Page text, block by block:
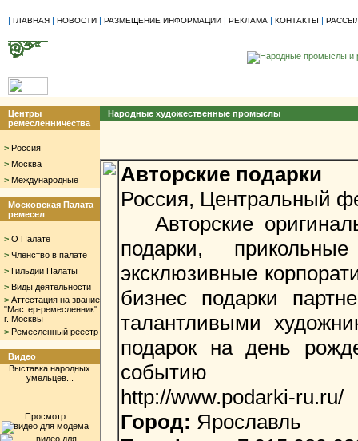
| ГЛАВНАЯ | НОВОСТИ | РАЗМЕЩЕНИЕ ИНФОРМАЦИИ | РЕКЛАМА | КОНТАКТЫ |
Центры
ремесленничества
> Россия
> Москва
> Международные
Московская Палата
ремесел
> О Палате
> Членство в палате
> Гильдии Палаты
> Виды деятельности
> Аттестация на звание
"Мастер-ремесленник"
г. Москвы
> Ремесленный реестр
Видео
Выставка народных
умельцев...
Просмотр:
Народные художественные промыслы
Авторские подарки
Россия, Центральный
Авторские
подарки,
эксклюзивные
бизнес подарки
талантливыми
подарок на день
событию
http://www.podarki-ru.ru/
Город: Ярославль